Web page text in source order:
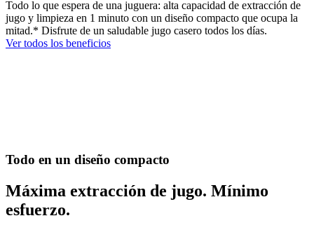
Todo lo que espera de una juguera: alta capacidad de extracción de
jugo y limpieza en 1 minuto con un diseño compacto que ocupa la
mitad.* Disfrute de un saludable jugo casero todos los días.
Ver todos los beneficios
Todo en un diseño compacto
Máxima extracción de jugo. Mínimo
esfuerzo.